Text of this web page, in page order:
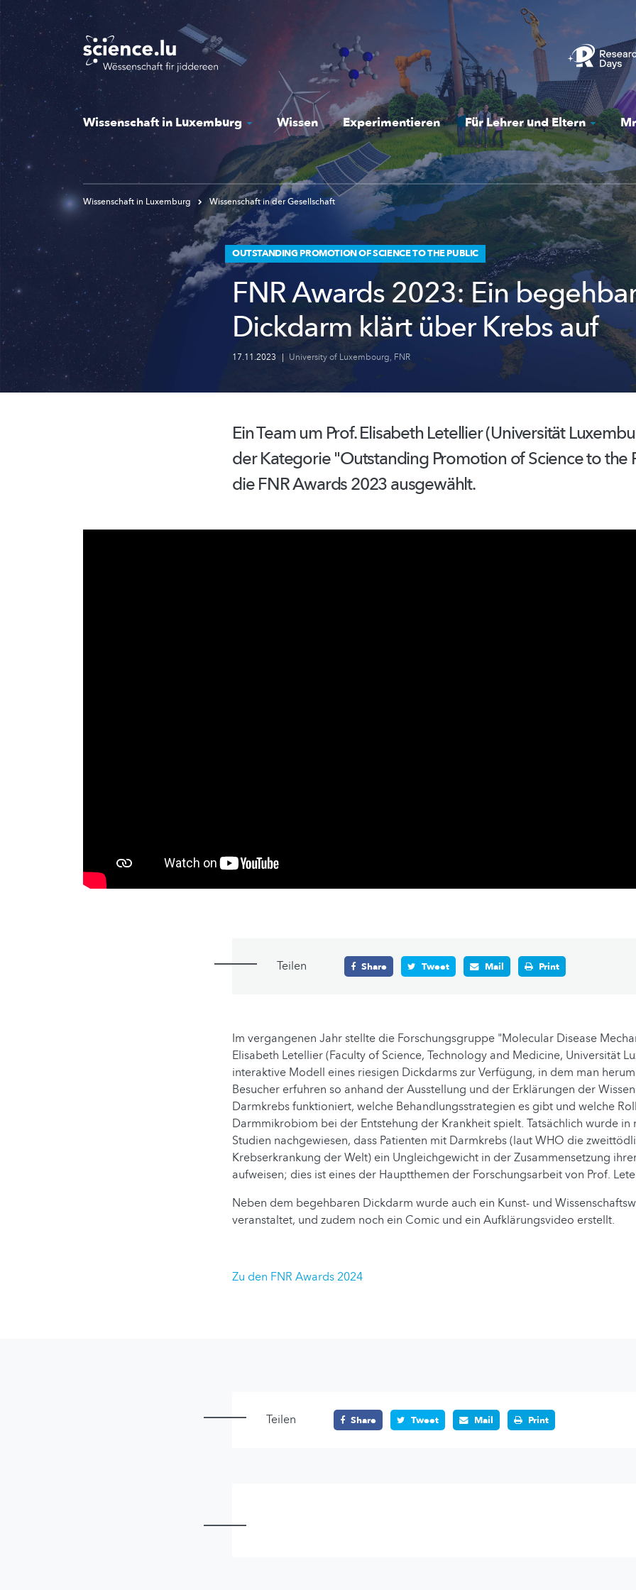
Skip
to
main
content
Wissenschaft in Luxemburg Wissen Experimentieren Für Lehrer und Eltern
Wissenschaft in Luxemburg Wissenschaft in der Gesellschaft
OUTSTANDING PROMOTION OF SCIENCE TO THE PUBLIC
FNR Awards 2023: Ein
Dickdarm klärt über Krebs auf
17.11.2023 | University of Luxembourg, FNR
Ein Team um Prof. Elisabeth Letellier (Universität
der Kategorie "Outstanding Promotion of Science to the
die FNR Awards 2023 ausgewählt.
Teilen Share Tweet Mail Print
Im vergangenen Jahr stellte die Forschungsgruppe "Molecular Disease
Elisabeth Letellier (Faculty of Science, Technology and Medicine, Universität
interaktive Modell eines riesigen Dickdarms zur Verfügung, in dem man
Besucher erfuhren so anhand der Ausstellung und der Erklärungen der
Darmkrebs funktioniert, welche Behandlungsstrategien es gibt und welche
Darmmikrobiom bei der Entstehung der Krankheit spielt. Tatsächlich wurde in
Studien nachgewiesen, dass Patienten mit Darmkrebs (laut WHO die
Krebserkrankung der Welt) ein Ungleichgewicht in der Zusammensetzung
aufweisen; dies ist eines der Hauptthemen der Forschungsarbeit von Prof.
Neben dem begehbaren Dickdarm wurde auch ein Kunst- und
veranstaltet, und zudem noch ein Comic und ein Aufklärungsvideo erstellt.
Zu den FNR Awards 2024
Teilen Share Tweet Mail Print